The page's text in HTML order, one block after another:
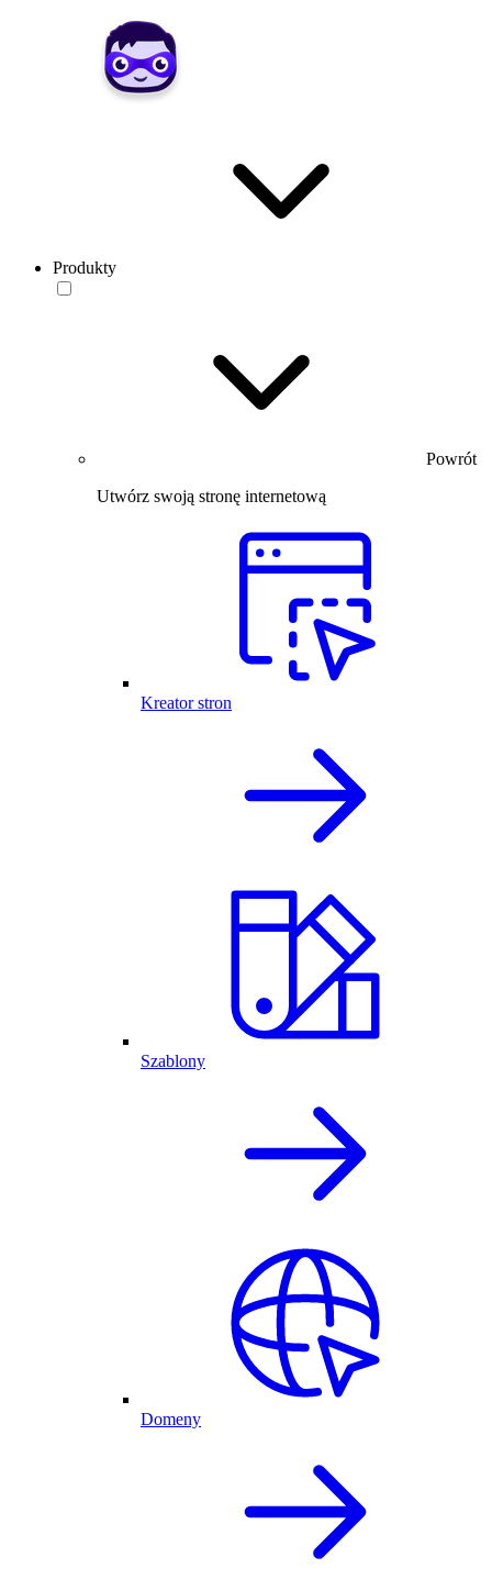
Produkty
Powrót
Utwórz swoją stronę internetową
Kreator stron
Szablony
Domeny